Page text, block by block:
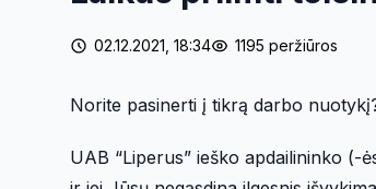
02.12.2021, 18:34 1195 peržiūros
Norite pasinerti į tikrą darbo
UAB “Liperus” ieško apdailininko